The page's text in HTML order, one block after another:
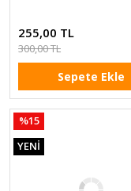
255,00 TL
300,00 TL
Sepete Ekle
%15
YENİ